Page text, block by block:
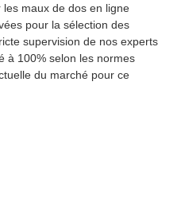
maux de dos en ligne
pour la sélection des
supervision de nos experts
à 100% selon les normes
du marché pour ce